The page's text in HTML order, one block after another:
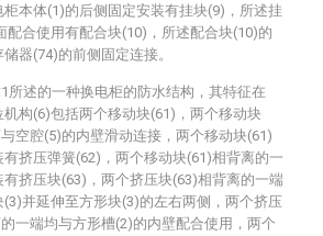
柜本体(1)的后侧固定安装有挂块(9)，所述挂
配合使用有配合块(10)，所述配合块(10)的
器(74)的前侧固定连接。
所述的一种换电柜的防水结构，其特征在
机构(6)包括两个移动块(61)，两个移动块
空腔(5)的内壁滑动连接，两个移动块(61)
有挤压弹簧(62)，两个移动块(61)相背离的一
挤压块(63)，两个挤压块(63)相背离的一端
(3)并延伸至方形块(3)的左右两侧，两个挤压
一端均与方形槽(2)的内壁配合使用，两个